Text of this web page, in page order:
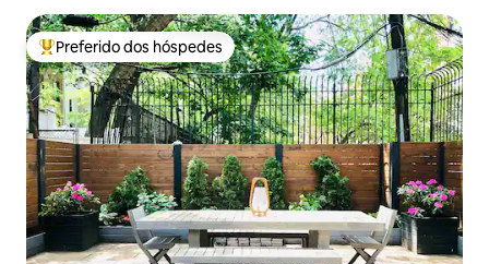
Entre os melhores preferidos dos hóspedes
Preferido dos hóspedes